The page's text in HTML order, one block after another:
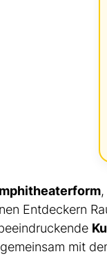
Entdeckern
gemeinsam mit